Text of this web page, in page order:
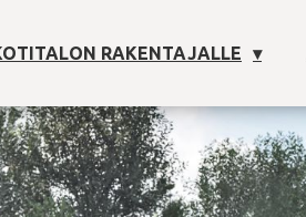
RAKENTAJALLE